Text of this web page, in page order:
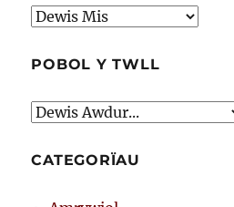
Archif
POBOL Y TWLL
CATEGORÏAU